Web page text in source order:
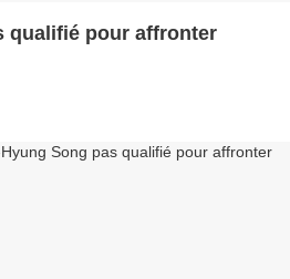
qualifié pour affronter